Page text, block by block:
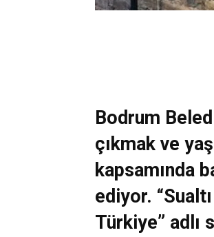
Bodrum
çıkmak ve
kapsamında
ediyor.
Türkiye” adlı